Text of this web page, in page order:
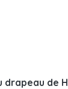
drapeau de